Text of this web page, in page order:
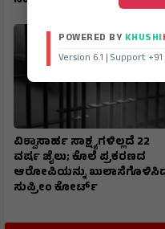
ವಿಶ್ವಾಸಾರ್ಹ ಸಾಕ್ಷ್ಯಗಳಿಲ್ಲದೆ 22
ವರ್ಷ ಜೈಲು; ಕೊಲೆ ಪ್ರಕರಣದ
ಆರೋಪಿಯನ್ನು
ಸುಪ್ರೀಂ ಕೋರ್ಟ್
POWERED BY KHUSHI
Version 6.1 | Support